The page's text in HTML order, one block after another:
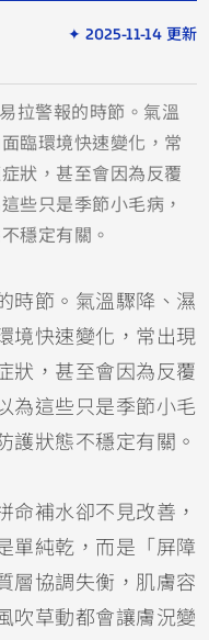
✦ 2025-11-14 更新
拉警報的時節。氣溫
臨環境快速變化，常
狀，甚至會因為反覆
些只是季節小毛病，
穩定有關。
時節。氣溫驟降、濕
境快速變化，常出現
狀，甚至會因為反覆
為這些只是季節小毛
護狀態不穩定有關。
命補水卻不見改善，
單純乾，而是「屏障
層協調失衡，肌膚容
吹草動都會讓膚況變